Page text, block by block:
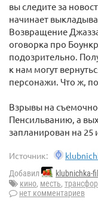
вы следите за
начинает
Возвращение
оговорка про
подозрительно.
к нам могут
персонажи. Что ж,
Взрывы на
Пенсильванию, а
запланирован на 25
Источник:
Добавил klubnichka-
кино, месть,
нет комментариев